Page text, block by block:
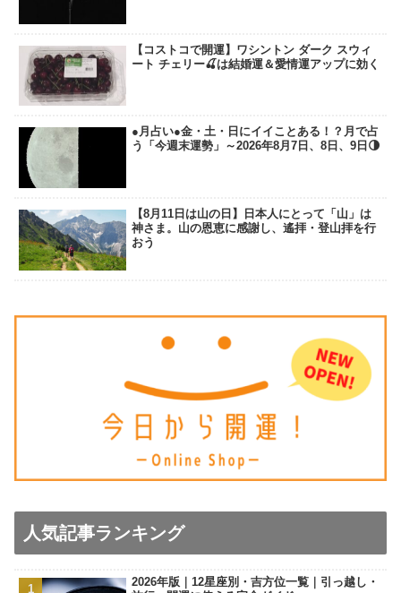
【コストコで開運】ワシントン ダーク スウィ
ート チェリー🍒は結婚運＆愛情運アップに効く
●月占い●金・土・日にイイことある！？月で占
う「今週末運勢」～2026年8月7日、8日、9日🌗
【8月11日は山の日】日本人にとって「山」は
神さま。山の恩恵に感謝し、遙拝・登山拝を行
おう
人気記事ランキング
2026年版｜12星座別・吉方位一覧｜引っ越し・